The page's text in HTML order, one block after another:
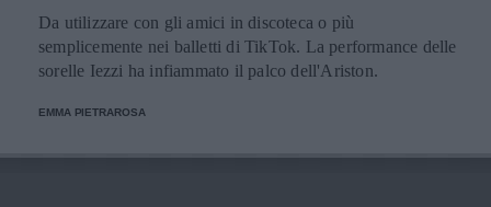
Da utilizzare con gli amici in discoteca o più
semplicemente nei balletti di TikTok. La performance delle
sorelle Iezzi ha infiammato il palco dell'Ariston.
EMMA PIETRAROSA